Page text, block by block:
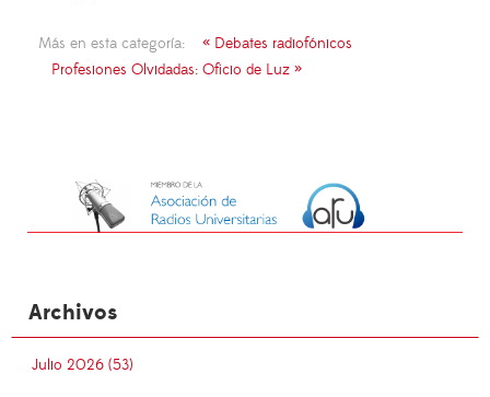
Más en esta categoría:
« Debates radiofónicos
Profesiones Olvidadas: Oficio de Luz »
Archivos
Julio 2026 (53)